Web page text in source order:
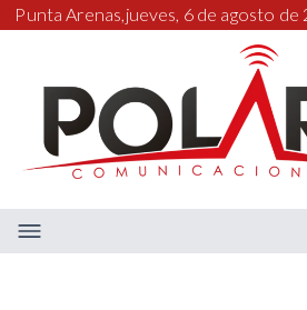
Punta Arenas,jueves, 6 de agosto de